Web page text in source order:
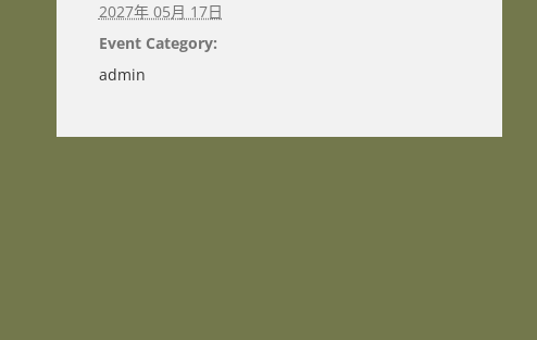
2027年 05月 17日
Event Category:
admin